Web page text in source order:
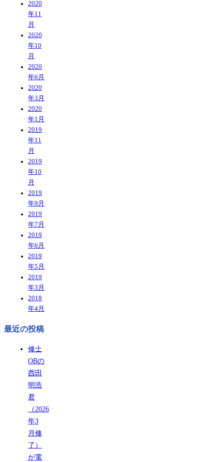
2020
年11
月
2020
年10
月
2020
年6月
2020
年3月
2020
年1月
2019
年11
月
2019
年10
月
2019
年9月
2019
年7月
2019
年6月
2019
年5月
2019
年3月
2018
年4月
最近の投稿
修士
OBの
西田
明浩
君
（2026
年3
月修
了）
が電